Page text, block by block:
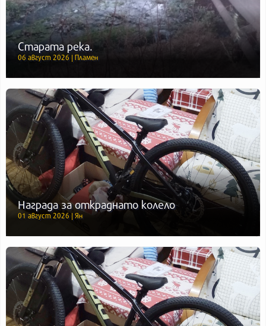
Старата река.
06 август 2026 | Пламен
Награда за откраднато колело
01 август 2026 | Ян